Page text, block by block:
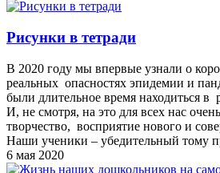
Рисунки в тетради
В 2020 году мы впервые узнали о
реальных опасностях эпидемии и
были длительное время находиться в
И, не смотря, на это для всех нас
творчество, восприятие нового и
Наши ученики – убедительный тому
6 мая 2020